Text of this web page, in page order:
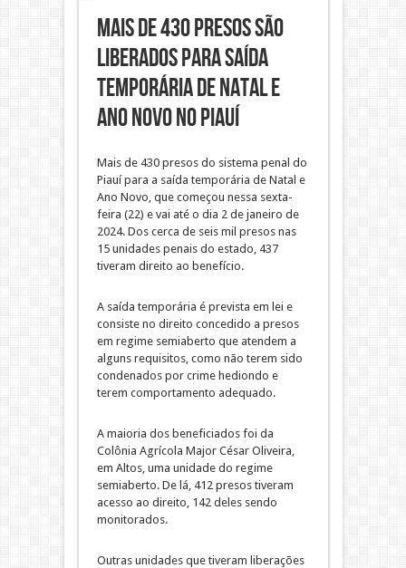
Mais de 430 presos são
liberados para saída
temporária de Natal e
Ano Novo no Piauí
Mais de 430 presos do sistema penal do
Piauí para a saída temporária de Natal e
Ano Novo, que começou nessa sexta-
feira (22) e vai até o dia 2 de janeiro de
2024. Dos cerca de seis mil presos nas
15 unidades penais do estado, 437
tiveram direito ao benefício.
A saída temporária é prevista em lei e
consiste no direito concedido a presos
em regime semiaberto que atendem a
alguns requisitos, como não terem sido
condenados por crime hediondo e
terem comportamento adequado.
A maioria dos beneficiados foi da
Colônia Agrícola Major César Oliveira,
em Altos, uma unidade do regime
semiaberto. De lá, 412 presos tiveram
acesso ao direito, 142 deles sendo
monitorados.
Outras unidades que tiveram liberações